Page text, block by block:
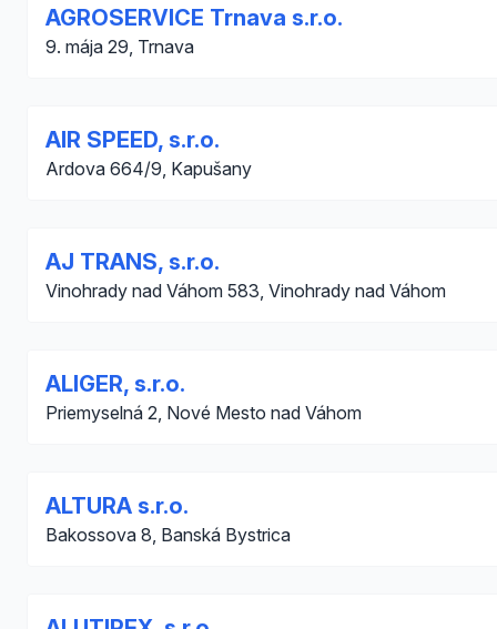
AGROSERVICE Trnava s.r.o.
9. mája 29, Trnava
AIR SPEED, s.r.o.
Ardova 664/9, Kapušany
AJ TRANS, s.r.o.
Vinohrady nad Váhom 583, Vinohrady nad Váhom
ALIGER, s.r.o.
Priemyselná 2, Nové Mesto nad Váhom
ALTURA s.r.o.
Bakossova 8, Banská Bystrica